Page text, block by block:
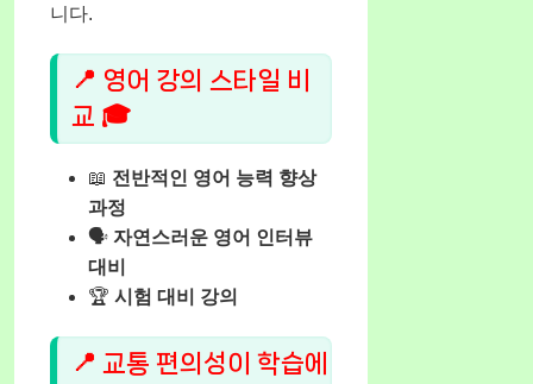
니다.
📍 영어 강의 스타일 비
교 🎓
📖 전반적인 영어 능력 향상
과정
🗣️ 자연스러운 영어 인터뷰
대비
🏆 시험 대비 강의
📍 교통 편의성이 학습에